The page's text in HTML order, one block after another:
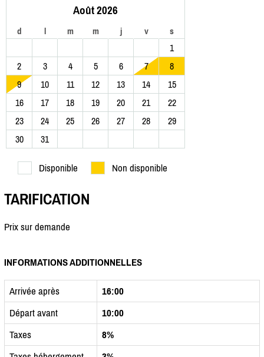
Août 2026
d l m m j v s
1
2
3 4 5 6 7
8
9
10 11 12 13 14
15
16
17 18 19 20 21
22
23
24 25 26 27 28
29
30
31
Disponible Non disponible
TARIFICATION
Prix sur demande
INFORMATIONS ADDITIONNELLES
Arrivée après
16:00
Départ avant
10:00
Taxes
8%